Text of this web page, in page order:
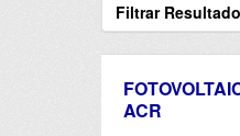
Filtrar
ACR